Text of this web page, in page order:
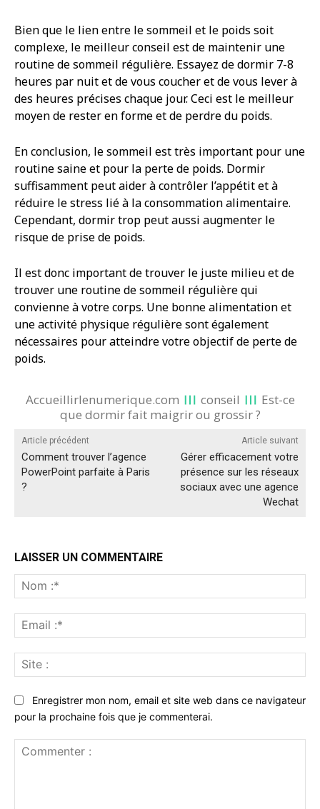
Bien que le lien entre le sommeil et le poids soit
complexe, le meilleur conseil est de maintenir une
routine de sommeil régulière. Essayez de dormir 7-8
heures par nuit et de vous coucher et de vous lever à
des heures précises chaque jour. Ceci est le meilleur
moyen de rester en forme et de perdre du poids.
En conclusion, le sommeil est très important pour une
routine saine et pour la perte de poids. Dormir
suffisamment peut aider à contrôler l’appétit et à
réduire le stress lié à la consommation alimentaire.
Cependant, dormir trop peut aussi augmenter le
risque de prise de poids.
Il est donc important de trouver le juste milieu et de
trouver une routine de sommeil régulière qui
convienne à votre corps. Une bonne alimentation et
une activité physique régulière sont également
nécessaires pour atteindre votre objectif de perte de
poids.
Accueillirlenumerique.com conseil
Est-ce
que dormir fait maigrir ou grossir ?
Article précédent
Comment trouver l’agence
PowerPoint parfaite à Paris
?
Article suivant
Gérer efficacement votre
présence sur les réseaux
sociaux avec une agence
Wechat
LAISSER UN COMMENTAIRE
:*
:*
:
Enregistrer mon nom, email et site web dans ce navigateur
pour la prochaine fois que je commenterai.